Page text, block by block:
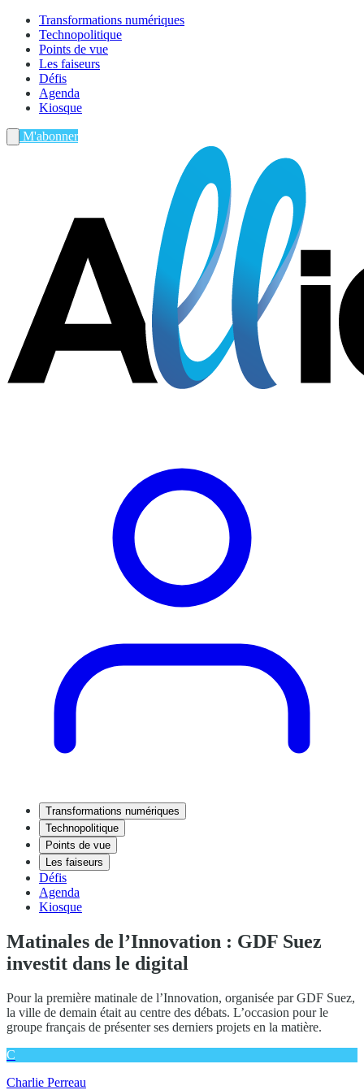
Transformations numériques
Technopolitique
Points de vue
Les faiseurs
Défis
Agenda
Kiosque
M'abonner
Transformations numériques
Technopolitique
Points de vue
Les faiseurs
Défis
Agenda
Kiosque
Matinales de l’Innovation : GDF Suez
investit dans le digital
Pour la première matinale de l’Innovation, organisée par GDF Suez,
la ville de demain était au centre des débats. L’occasion pour le
groupe français de présenter ses derniers projets en la matière.
C
Charlie Perreau